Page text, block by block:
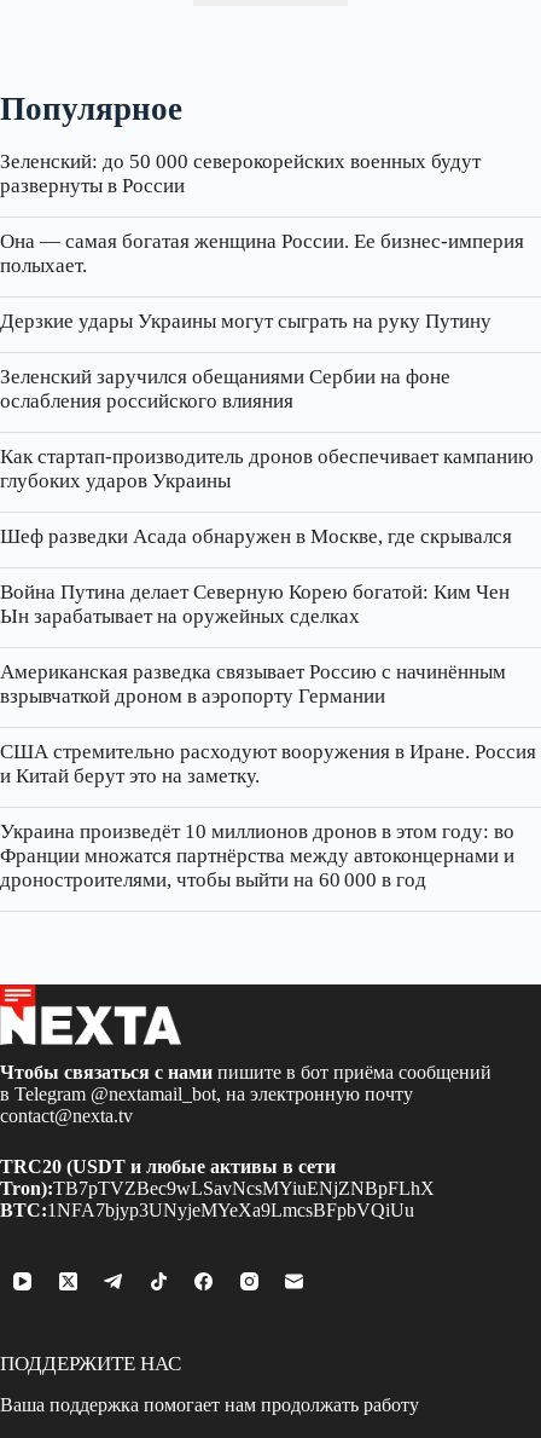
Популярное
Зеленский: до 50 000 северокорейских военных будут
развернуты в России
Она — самая богатая женщина России. Ее бизнес‑империя
полыхает.
Дерзкие удары Украины могут сыграть на руку Путину
Зеленский заручился обещаниями Сербии на фоне
ослабления российского влияния
Как стартап‑производитель дронов обеспечивает кампанию
глубоких ударов Украины
Шеф разведки Асада обнаружен в Москве, где скрывался
Война Путина делает Северную Корею богатой: Ким Чен
Ын зарабатывает на оружейных сделках
Американская разведка связывает Россию с начинённым
взрывчаткой дроном в аэропорту Германии
США стремительно расходуют вооружения в Иране. Россия
и Китай берут это на заметку.
Украина произведёт 10 миллионов дронов в этом году: во
Франции множатся партнёрства между автоконцернами и
дроностроителями, чтобы выйти на 60 000 в год
Чтобы связаться с нами пишите в бот приёма сообщений
в Telegram @nextamail_bot, на электронную почту
contact@nexta.tv
TRC20 (USDT и любые активы в сети
Tron):TB7pTVZBec9wLSavNcsMYiuENjZNBpFLhX
BTC:1NFA7bjyp3UNyjeMYeXa9LmcsBFpbVQiUu
ПОДДЕРЖИТЕ НАС
Ваша поддержка помогает нам продолжать работу